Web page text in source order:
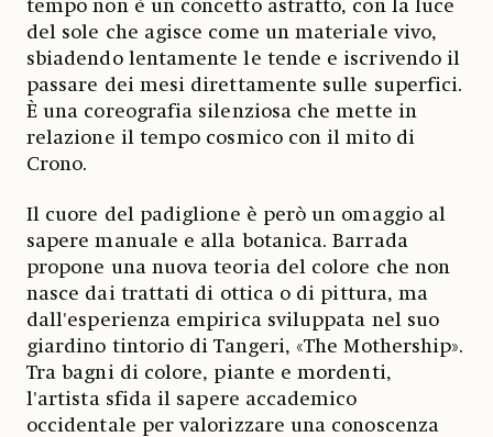
tempo non è un concetto astratto, con la luce
del sole che agisce come un materiale vivo,
sbiadendo lentamente le tende e iscrivendo il
passare dei mesi direttamente sulle superfici.
È una coreografia silenziosa che mette in
relazione il tempo cosmico con il mito di
Crono.
Il cuore del padiglione è però un omaggio al
sapere manuale e alla botanica. Barrada
propone una nuova teoria del colore che non
nasce dai trattati di ottica o di pittura, ma
dall'esperienza empirica sviluppata nel suo
giardino tintorio di Tangeri, «The Mothership».
Tra bagni di colore, piante e mordenti,
l'artista sfida il sapere accademico
occidentale per valorizzare una conoscenza